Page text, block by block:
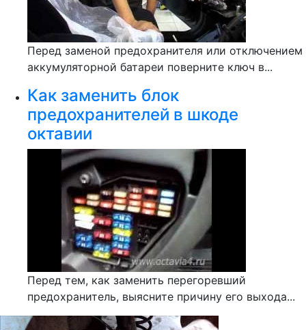
Перед заменой предохранителя или отключением
аккумуляторной батареи поверните ключ в...
Как заменить блок
предохранителей в шкоде
октавии
Перед тем, как заменить перегоревший
предохранитель, выясните причину его выхода...